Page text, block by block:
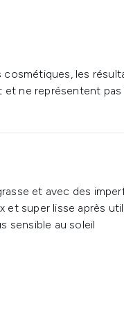
les
et ne représentent pas
et avec des
et super lisse après
sensible au soleil